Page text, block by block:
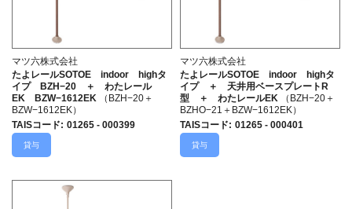
マツ六株式会社
たよレールSOTOE indoor highタ
イプ BZH−20 ＋ わたレール
EK BZW−1612EK
（BZH−20＋
BZW−1612EK）
TAISコード: 01265 - 000399
貸与
マツ六株式会社
たよレールSOTOE indoor highタ
イプ ＋ 天井用ベースプレートR
型 ＋ わたレールEK
（BZH−20＋
BZHO−21＋BZW−1612EK）
TAISコード: 01265 - 000401
貸与